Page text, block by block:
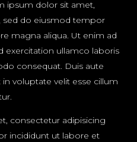
ipsum dolor sit amet,
sed do eiusmod tempor
magna aliqua. Ut enim ad
exercitation ullamco laboris
consequat. Duis aute
voluptate velit esse cillum
consectetur adipisicing
incididunt ut labore et